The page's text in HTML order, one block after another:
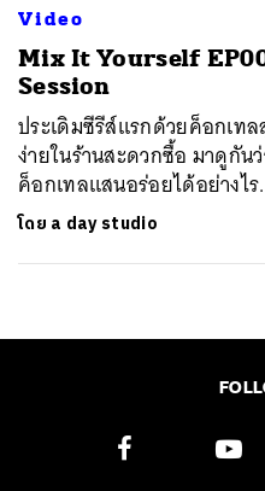
Video
Mix It Yourself
Session
ประเดิมซีรีส์แรกด้วยค็อกเท
ง่ายในร้านสะดวกซื้อ มาดูกัน
ค็อกเทลแสนอร่อยได้อย่างไร
โดย a day studio